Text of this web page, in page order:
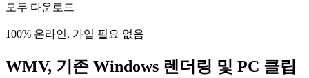
모두 다운로드
100% 온라인, 가입 필요 없음
WMV, 기존 Windows 렌더링 및 PC 클립